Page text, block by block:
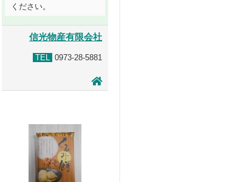
ください。
信光物産有限会社
TEL 0973-28-5881